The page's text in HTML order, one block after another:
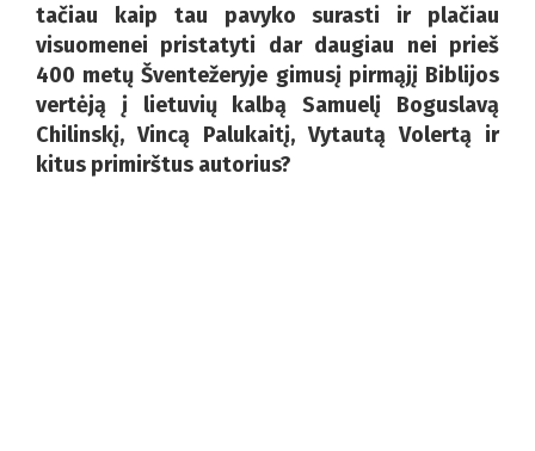
tačiau kaip tau pavyko surasti ir plačiau
visuomenei pristatyti dar daugiau nei prieš
400 metų Šventežeryje gimusį pirmąjį Biblijos
vertėją į lietuvių kalbą Samuelį Boguslavą
Chilinskį, Vincą Palukaitį, Vytautą Volertą ir
kitus primirštus autorius?